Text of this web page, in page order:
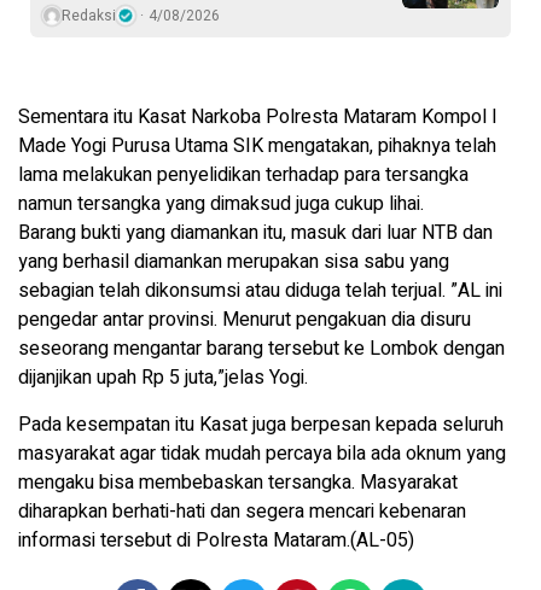
Redaksi 4/08/2026
Sementara itu Kasat Narkoba Polresta Mataram Kompol I
Made Yogi Purusa Utama SIK mengatakan, pihaknya telah
lama melakukan penyelidikan terhadap para tersangka
namun tersangka yang dimaksud juga cukup lihai.
Barang bukti yang diamankan itu, masuk dari luar NTB dan
yang berhasil diamankan merupakan sisa sabu yang
sebagian telah dikonsumsi atau diduga telah terjual. ”AL ini
pengedar antar provinsi. Menurut pengakuan dia disuru
seseorang mengantar barang tersebut ke Lombok dengan
dijanjikan upah Rp 5 juta,”jelas Yogi.
Pada kesempatan itu Kasat juga berpesan kepada seluruh
masyarakat agar tidak mudah percaya bila ada oknum yang
mengaku bisa membebaskan tersangka. Masyarakat
diharapkan berhati-hati dan segera mencari kebenaran
informasi tersebut di Polresta Mataram.(AL-05)